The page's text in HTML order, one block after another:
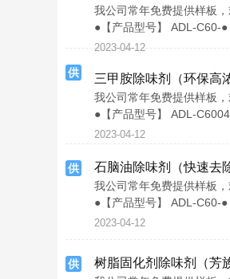
我公司常年免费提供样板
●【产品型号】 ADL-C60-
2023-04-12
供 三甲胺除味剂（环保高
我公司常年免费提供样板
●【产品型号】 ADL-
2023-04-12
供 石脑油除味剂（快速去
我公司常年免费提供样板
●【产品型号】 ADL-C60-
2023-04-12
供 树脂固化剂除味剂（芳